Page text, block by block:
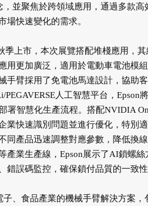
並聚焦於跨領域應用，通過多款
場快速變化的需求。
季上市，本次展覽搭配堆棧應用，
用更加廣泛，適用於電動車電池模
手臂採用了免電池馬達設計，協助
人工智慧平台，
署智慧化生產流程。搭配NVIDIA
業快速識別問題並進行優化，特別
同產品迅速調整對應參數，降低換
產業生產線，Epson展示了AI鎖螺
錯誤碼監控，確保鎖付品質的一致性
、食品產業的機械手臂解決方案